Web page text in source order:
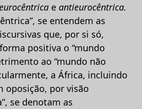
eurocêntrica e antieurocêntrica.
se entendem as
que, por si só,
positiva o “mundo
ao “mundo não
a África, incluindo
oposição, por visão
se denotam as